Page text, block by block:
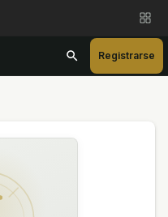
Registrarse